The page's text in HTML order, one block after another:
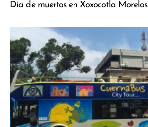
Dia de muertos en Xoxocotla Morelos